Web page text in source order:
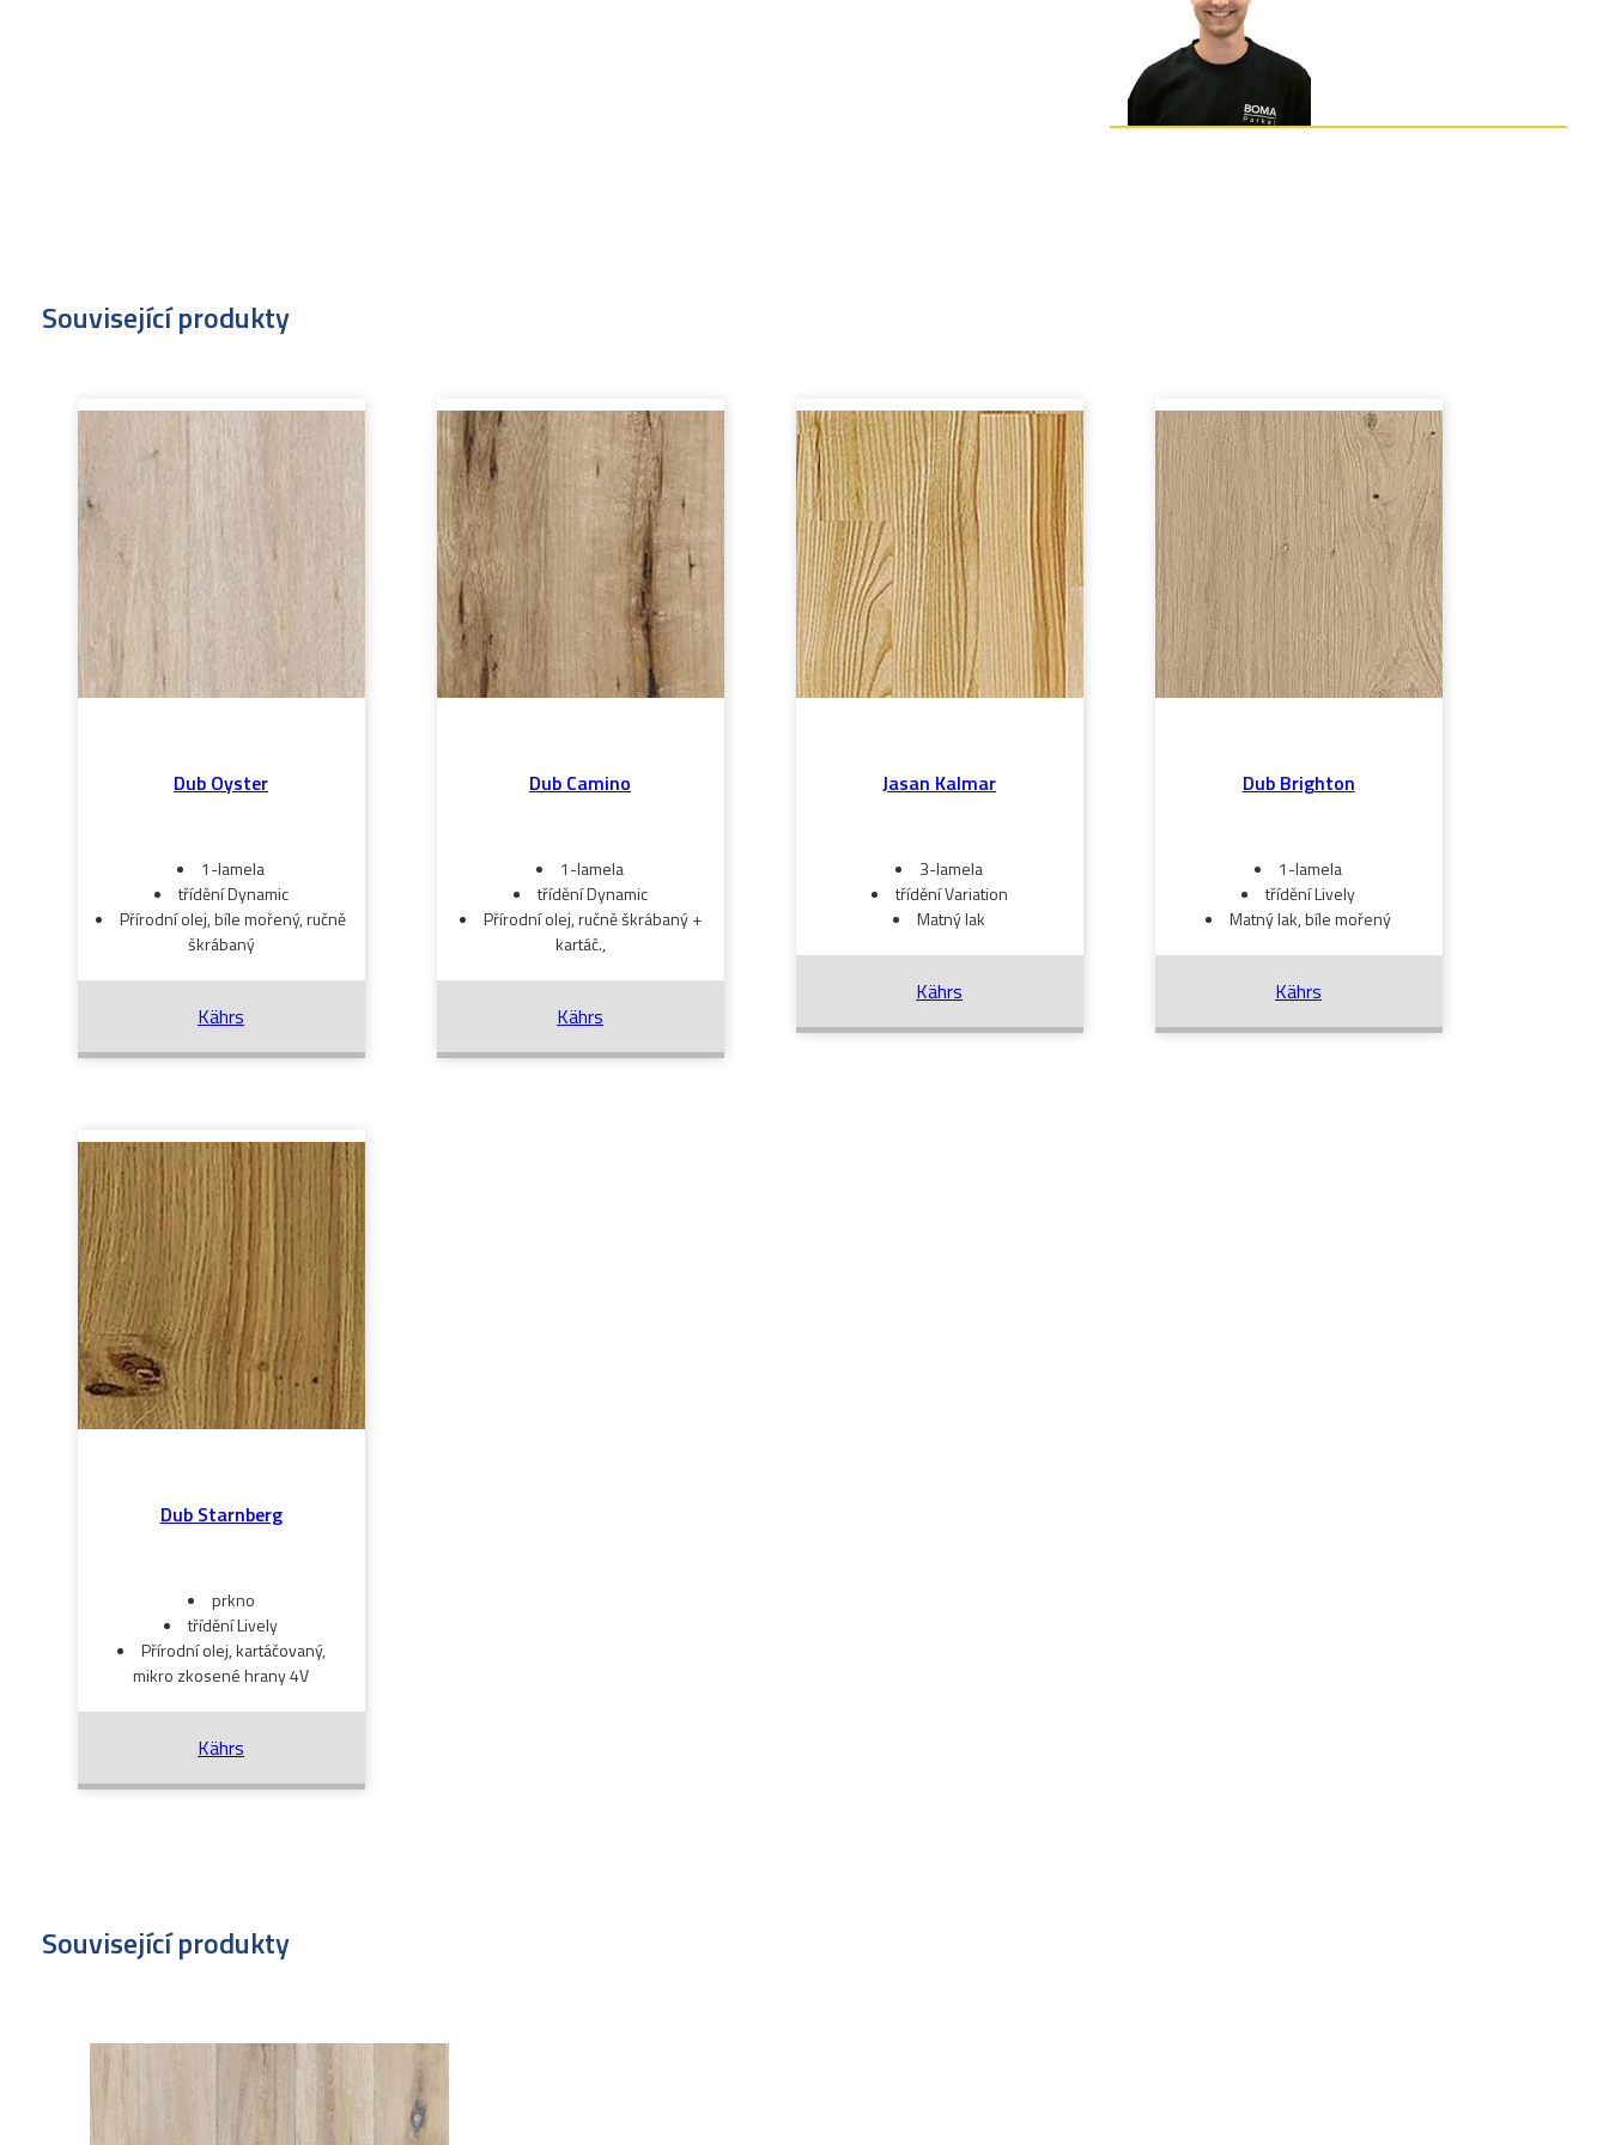
Související produkty
Dub Oyster
1-lamela
třídění Dynamic
Přírodní olej, bíle mořený, ručně
škrábaný
Kährs
Dub Camino
1-lamela
třídění Dynamic
Přírodní olej, ručně škrábaný +
kartáč.,
Kährs
Jasan Kalmar
3-lamela
třídění Variation
Matný lak
Kährs
Dub Brighton
1-lamela
třídění Lively
Matný lak, bíle mořený
Kährs
Dub Starnberg
prkno
třídění Lively
Přírodní olej, kartáčovaný,
mikro zkosené hrany 4V
Kährs
Související produkty